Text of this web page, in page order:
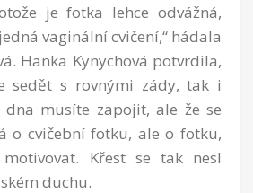
je fotka lehce odvážná,
vaginální cvičení,“ hádala
Hanka Kynychová potvrdila,
sedět s rovnými zády, tak i
dna musíte zapojit, ale že se
o cvičební fotku, ale o fotku,
Křest se tak nesl
duchu.